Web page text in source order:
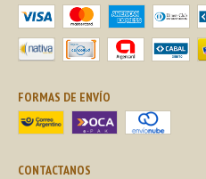
FORMAS DE ENVÍO
CONTACTANOS